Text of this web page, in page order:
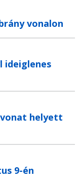
vonalon
ideiglenes
helyett
9-én